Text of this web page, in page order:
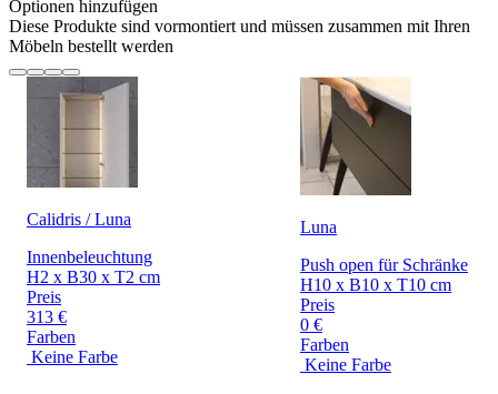
Optionen hinzufügen
Diese Produkte sind vormontiert und müssen zusammen mit Ihren
Möbeln bestellt werden
Calidris / Luna
Innenbeleuchtung
H2 x B30 x T2 cm
Preis
313 €
Farben
Keine Farbe
Luna
Push open für Schränke
H10 x B10 x T10 cm
Preis
0 €
Farben
Keine Farbe